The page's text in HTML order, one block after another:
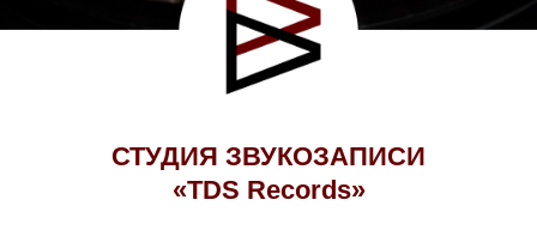
СТУДИЯ ЗВУКОЗАПИСИ
«TDS Records»